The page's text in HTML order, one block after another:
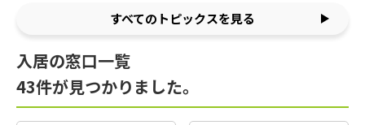
すべてのトピックスを見る
入居の窓口一覧
43件が見つかりました。